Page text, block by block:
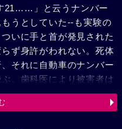
21……」と云うナンバー
うとしていた--も実験の
いに手と首が発見された
ず身許がわれない。死体
それに自動車のナンバー
。歯科医により被害者は
。先ず初江と関係のあっ
リバイがある。次に自動